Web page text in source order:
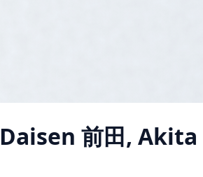
Daisen 前田, Akita